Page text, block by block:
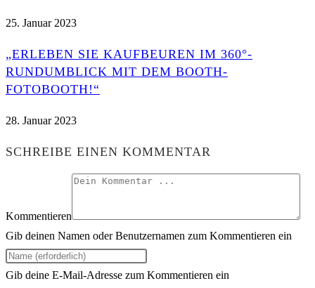
25. Januar 2023
„ERLEBEN SIE KAUFBEUREN IM 360°-
RUNDUMBLICK MIT DEM BOOTH-
FOTOBOOTH!“
28. Januar 2023
SCHREIBE EINEN KOMMENTAR
Kommentieren
Gib deinen Namen oder Benutzernamen zum Kommentieren ein
Gib deine E-Mail-Adresse zum Kommentieren ein